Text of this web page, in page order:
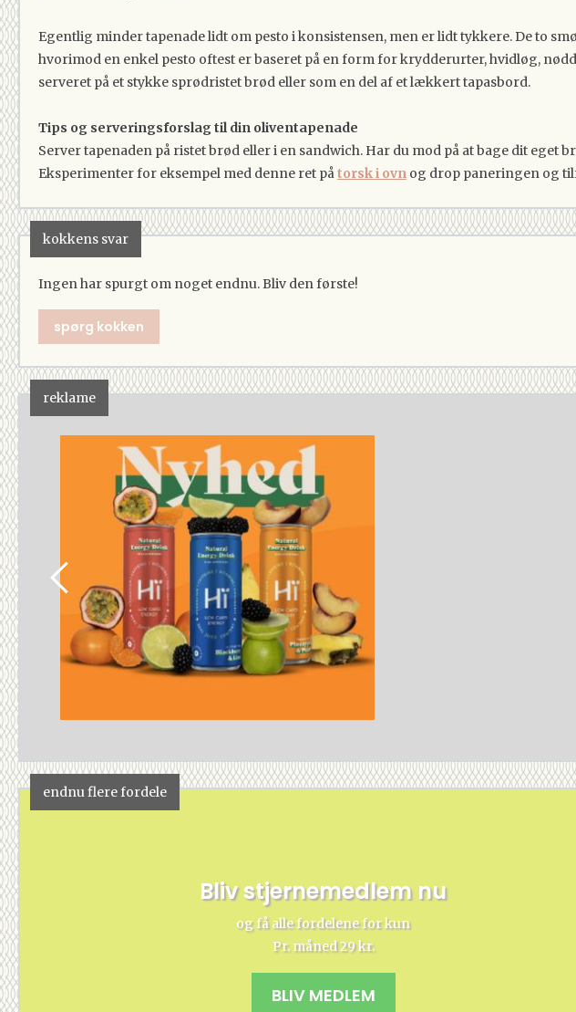
Egentlig minder tapenade lidt om pesto i konsistensen, men er lidt tykkere. De to
hvorimod en enkel pesto oftest er baseret på en form for krydderurter, hvidløg,
serveret på et stykke sprødristet brød eller som en del af et lækkert tapasbord.
Tips og serveringsforslag til din oliventapenade
Server tapenaden på ristet brød eller i en sandwich. Har du mod på at bage dit eget
Eksperimenter for eksempel med denne ret påtorsk i ovn og drop paneringen og
kokkens svar
Ingen har spurgt om noget endnu. Bliv den første!
spørg kokken
reklame
endnu flere fordele
Bliv stjernemedlem nu
og få alle fordelene for kun
Pr. måned 29 kr.
BLIV MEDLEM